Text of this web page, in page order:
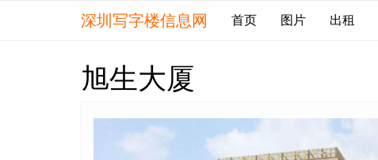
深圳写字楼信息网 首页 图片 出租
旭生大厦